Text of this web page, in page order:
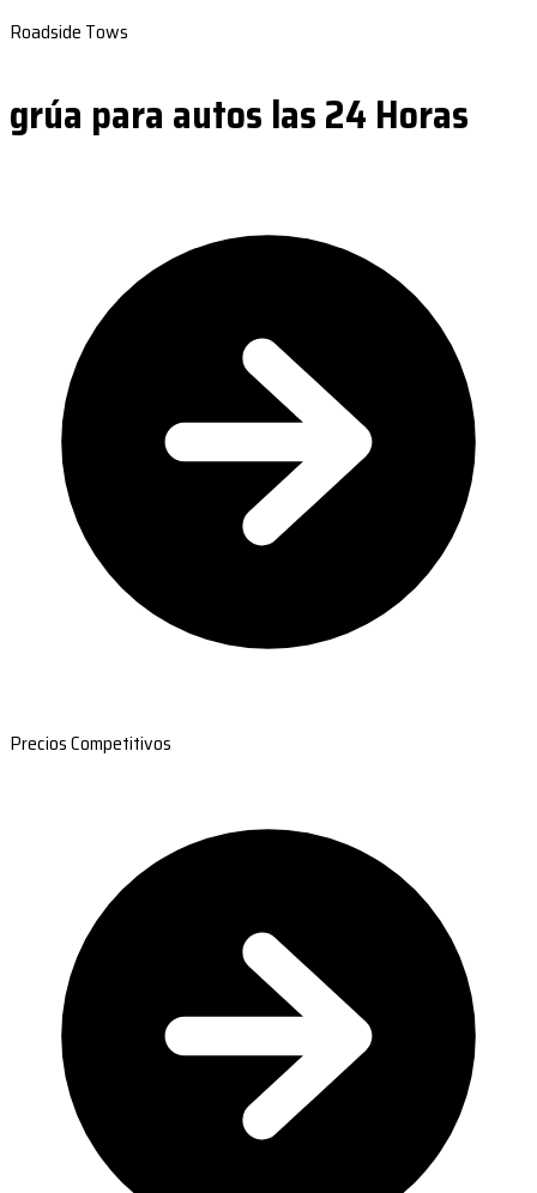
Roadside Tows
grúa para autos las 24 Horas
Precios Competitivos